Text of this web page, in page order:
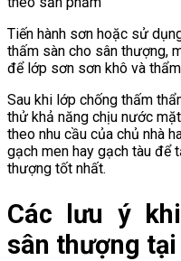
Tiến hành sơn hoặc sử
thấm sàn cho sân thượng,
để lớp sơn sơn khô và
Sau khi lớp chống thấm
thử khả năng chịu nước
theo nhu cầu của chủ nhà
gạch men hay gạch tàu để
thượng tốt nhất.
Các lưu ý
sân thượng tại